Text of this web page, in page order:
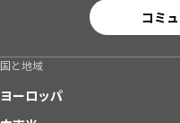
コミ
国と地域
ヨーロッパ